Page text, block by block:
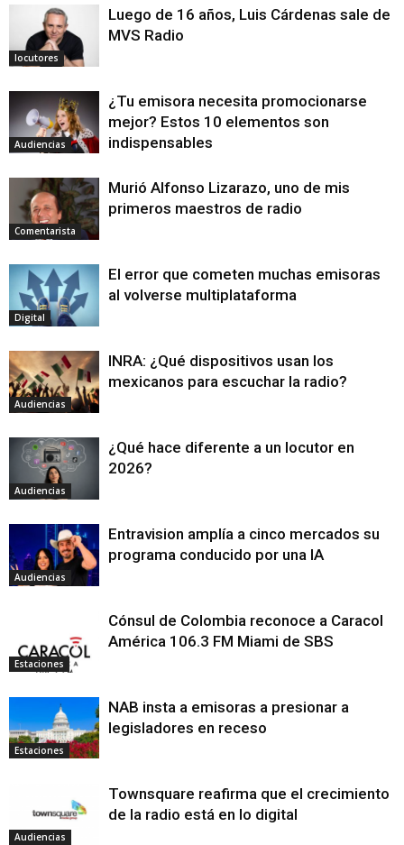
locutores
Luego de 16 años, Luis Cárdenas sale de
MVS Radio
Audiencias
¿Tu emisora necesita promocionarse
mejor? Estos 10 elementos son
indispensables
Comentarista
Murió Alfonso Lizarazo, uno de mis
primeros maestros de radio
Digital
El error que cometen muchas emisoras
al volverse multiplataforma
Audiencias
INRA: ¿Qué dispositivos usan los
mexicanos para escuchar la radio?
Audiencias
¿Qué hace diferente a un locutor en
2026?
Audiencias
Entravision amplía a cinco mercados su
programa conducido por una IA
Estaciones
Cónsul de Colombia reconoce a Caracol
América 106.3 FM Miami de SBS
Estaciones
NAB insta a emisoras a presionar a
legisladores en receso
Audiencias
Townsquare reafirma que el crecimiento
de la radio está en lo digital